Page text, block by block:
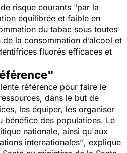
risque courants "par la
équilibrée et faible en
du tabac sous toutes
la consommation d’alcool et
fluorés efficaces et
référence pour faire le
dans le but de
les équiper, les organiser
bénéfice des populations. Le
nationale, ainsi qu'aux
internationales’’, explique